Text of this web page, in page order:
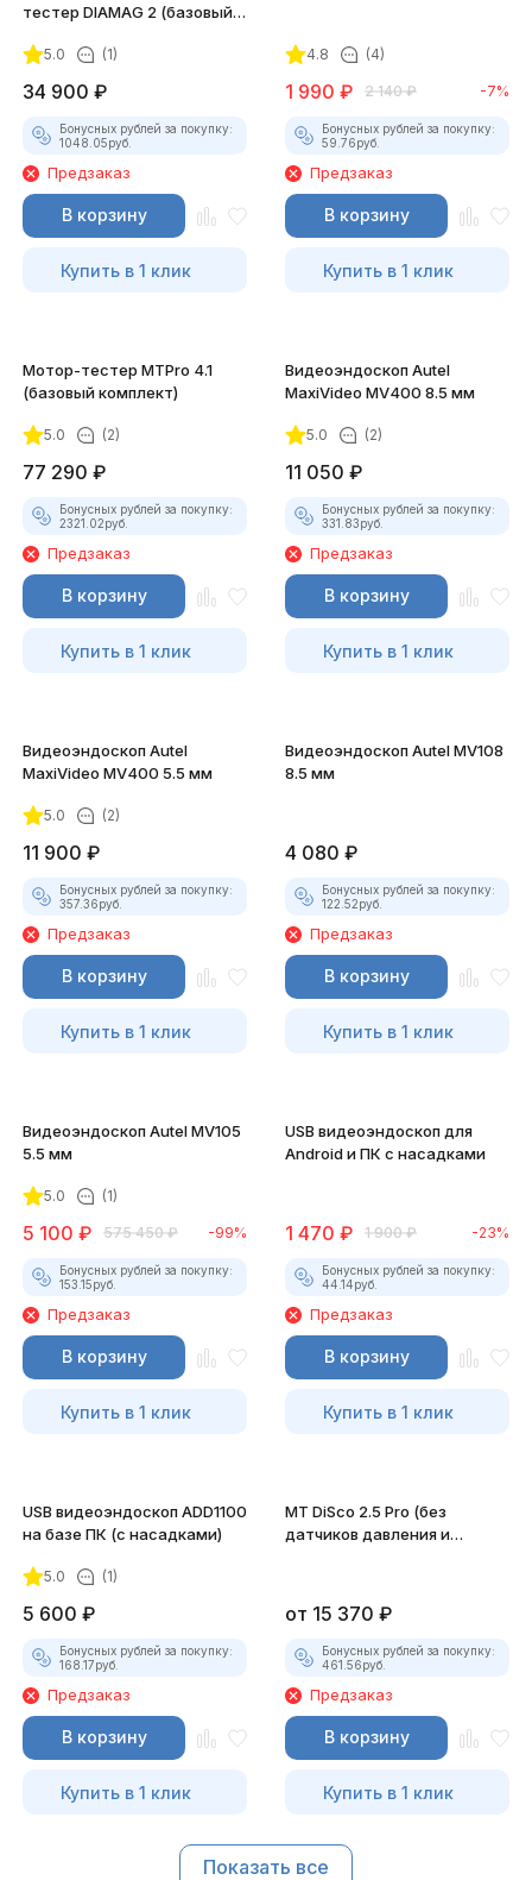
тестер DIAMAG 2 (базовый
5.0 (1)
34 900 ₽
Бонусных рублей за покупку:
1048.05руб.
Предзаказ
В корзину
Купить в 1 клик
4.8 (4)
1 990 ₽ 2 140 ₽ -7%
Бонусных рублей за покупку:
59.76руб.
Предзаказ
В корзину
Купить в 1 клик
Мотор-тестер MTPro 4.1
(базовый комплект)
5.0 (2)
77 290 ₽
Бонусных рублей за покупку:
2321.02руб.
Предзаказ
В корзину
Купить в 1 клик
Видеоэндоскоп Autel
MaxiVideo MV400 8.5 мм
5.0 (2)
11 050 ₽
Бонусных рублей за покупку:
331.83руб.
Предзаказ
В корзину
Купить в 1 клик
Видеоэндоскоп Autel
MaxiVideo MV400 5.5 мм
5.0 (2)
11 900 ₽
Бонусных рублей за покупку:
357.36руб.
Предзаказ
В корзину
Купить в 1 клик
Видеоэндоскоп Autel MV108
8.5 мм
4 080 ₽
Бонусных рублей за покупку:
122.52руб.
Предзаказ
В корзину
Купить в 1 клик
Видеоэндоскоп Autel MV105
5.5 мм
5.0 (1)
5 100 ₽ 575 450 ₽ -99%
Бонусных рублей за покупку:
153.15руб.
Предзаказ
В корзину
Купить в 1 клик
USB видеоэндоскоп для
Android и ПК с насадками
1 470 ₽ 1 900 ₽ -23%
Бонусных рублей за покупку:
44.14руб.
Предзаказ
В корзину
Купить в 1 клик
USB видеоэндоскоп ADD1100
на базе ПК (с насадками)
5.0 (1)
5 600 ₽
Бонусных рублей за покупку:
168.17руб.
Предзаказ
В корзину
Купить в 1 клик
MT DiSco 2.5 Pro (без
датчиков давления и
от 15 370 ₽
Бонусных рублей за покупку:
461.56руб.
Предзаказ
В корзину
Купить в 1 клик
Показать все